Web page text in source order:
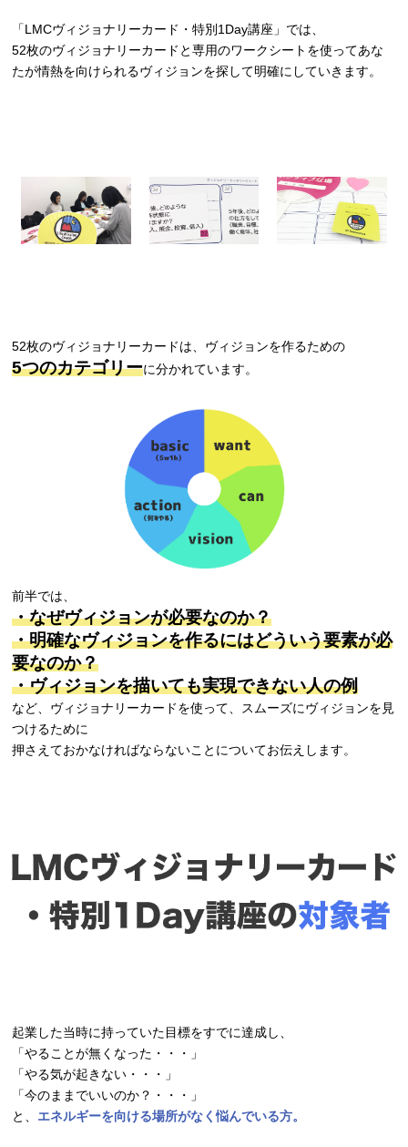
「LMCヴィジョナリーカード・特別1Day講座」では、
52枚のヴィジョナリーカードと専用のワークシートを使ってあな
たが情熱を向けられるヴィジョンを探して明確にしていきます。
52枚のヴィジョナリーカードは、ヴィジョンを作るための
5つのカテゴリーに分かれています。
前半では、
・なぜヴィジョンが必要なのか？
・明確なヴィジョンを作るにはどういう要素が必
要なのか？
・ヴィジョンを描いても実現できない人の例
など、ヴィジョナリーカードを使って、スムーズにヴィジョンを見
つけるために
押さえておかなければならないことについてお伝えします。
起業した当時に持っていた目標をすでに達成し、
「やることが無くなった・・・」
「やる気が起きない・・・」
「今のままでいいのか？・・・」
と、 エネルギーを向ける場所がなく悩んでいる方。